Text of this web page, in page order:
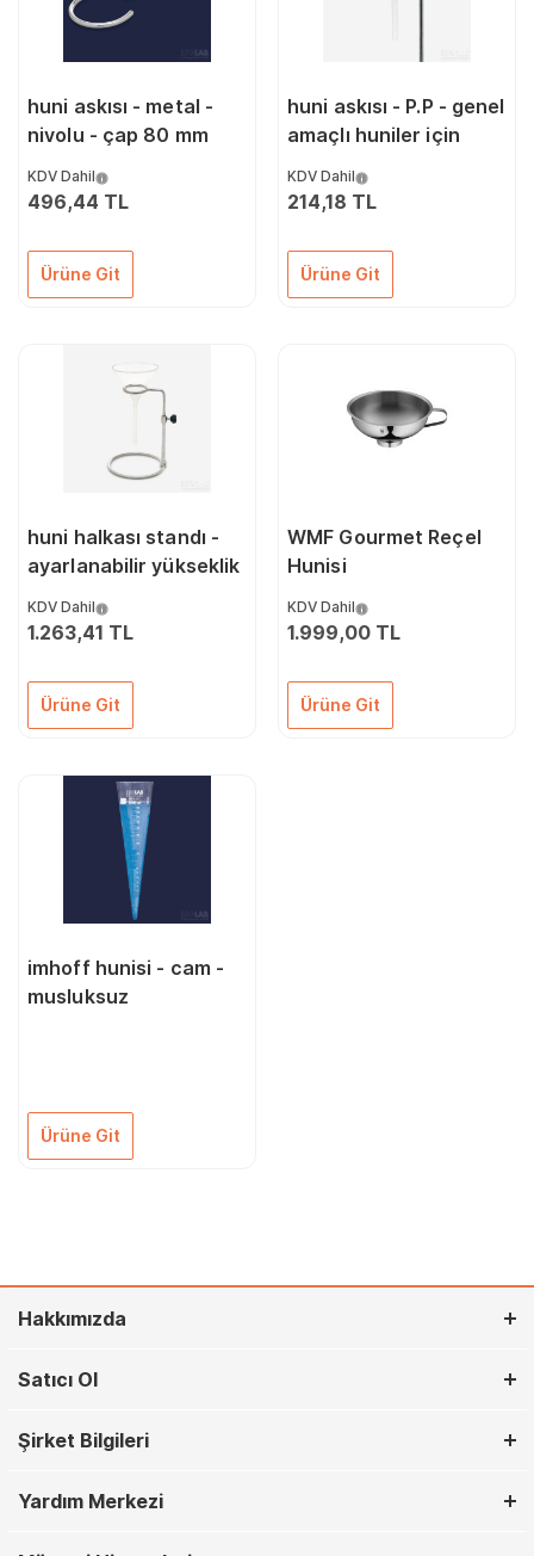
huni askısı - metal -
nivolu - çap 80 mm
KDV Dahil
496,44 TL
Ürüne Git
huni askısı - P.P - genel
amaçlı huniler için
KDV Dahil
214,18 TL
Ürüne Git
huni halkası standı -
ayarlanabilir yükseklik
KDV Dahil
1.263,41 TL
Ürüne Git
WMF Gourmet Reçel
Hunisi
KDV Dahil
1.999,00 TL
Ürüne Git
imhoff hunisi - cam -
musluksuz
Ürüne Git
Hakkımızda
Satıcı Ol
Şirket Bilgileri
Yardım Merkezi